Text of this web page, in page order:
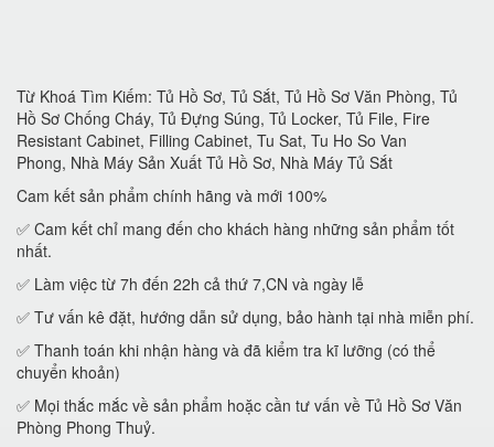
Từ Khoá Tìm Kiếm: Tủ Hồ Sơ, Tủ Sắt, Tủ Hồ Sơ Văn Phòng, Tủ
Hồ Sơ Chống Cháy, Tủ Đựng Súng, Tủ Locker, Tủ File, Fire
Resistant Cabinet, Filling Cabinet, Tu Sat, Tu Ho So Van
Phong, Nhà Máy Sản Xuất Tủ Hồ Sơ, Nhà Máy Tủ Sắt
Cam kết sản phẩm chính hãng và mới 100%
✅ Cam kết chỉ mang đến cho khách hàng những sản phẩm tốt
nhất.
✅ Làm việc từ 7h đến 22h cả thứ 7,CN và ngày lễ
✅ Tư vấn kê đặt, hướng dẫn sử dụng, bảo hành tại nhà miễn phí.
✅ Thanh toán khi nhận hàng và đã kiểm tra kĩ lưỡng (có thể
chuyển khoản)
✅ Mọi thắc mắc về sản phẩm hoặc cần tư vấn về Tủ Hồ Sơ Văn
Phòng Phong Thuỷ.